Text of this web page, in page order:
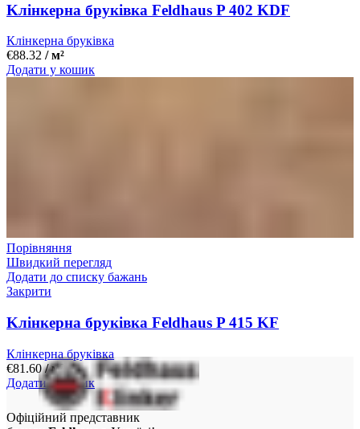
Kлінкерна бруківка Feldhaus P 402 KDF
Клінкерна бруківка
€88.32 / м²
Додати у кошик
Порівняння
Швидкий перегляд
Додати до списку бажань
Закрити
Kлінкерна бруківка Feldhaus P 415 KF
Клінкерна бруківка
€81.60/ м²
Додати у кошик
Офіційний представник